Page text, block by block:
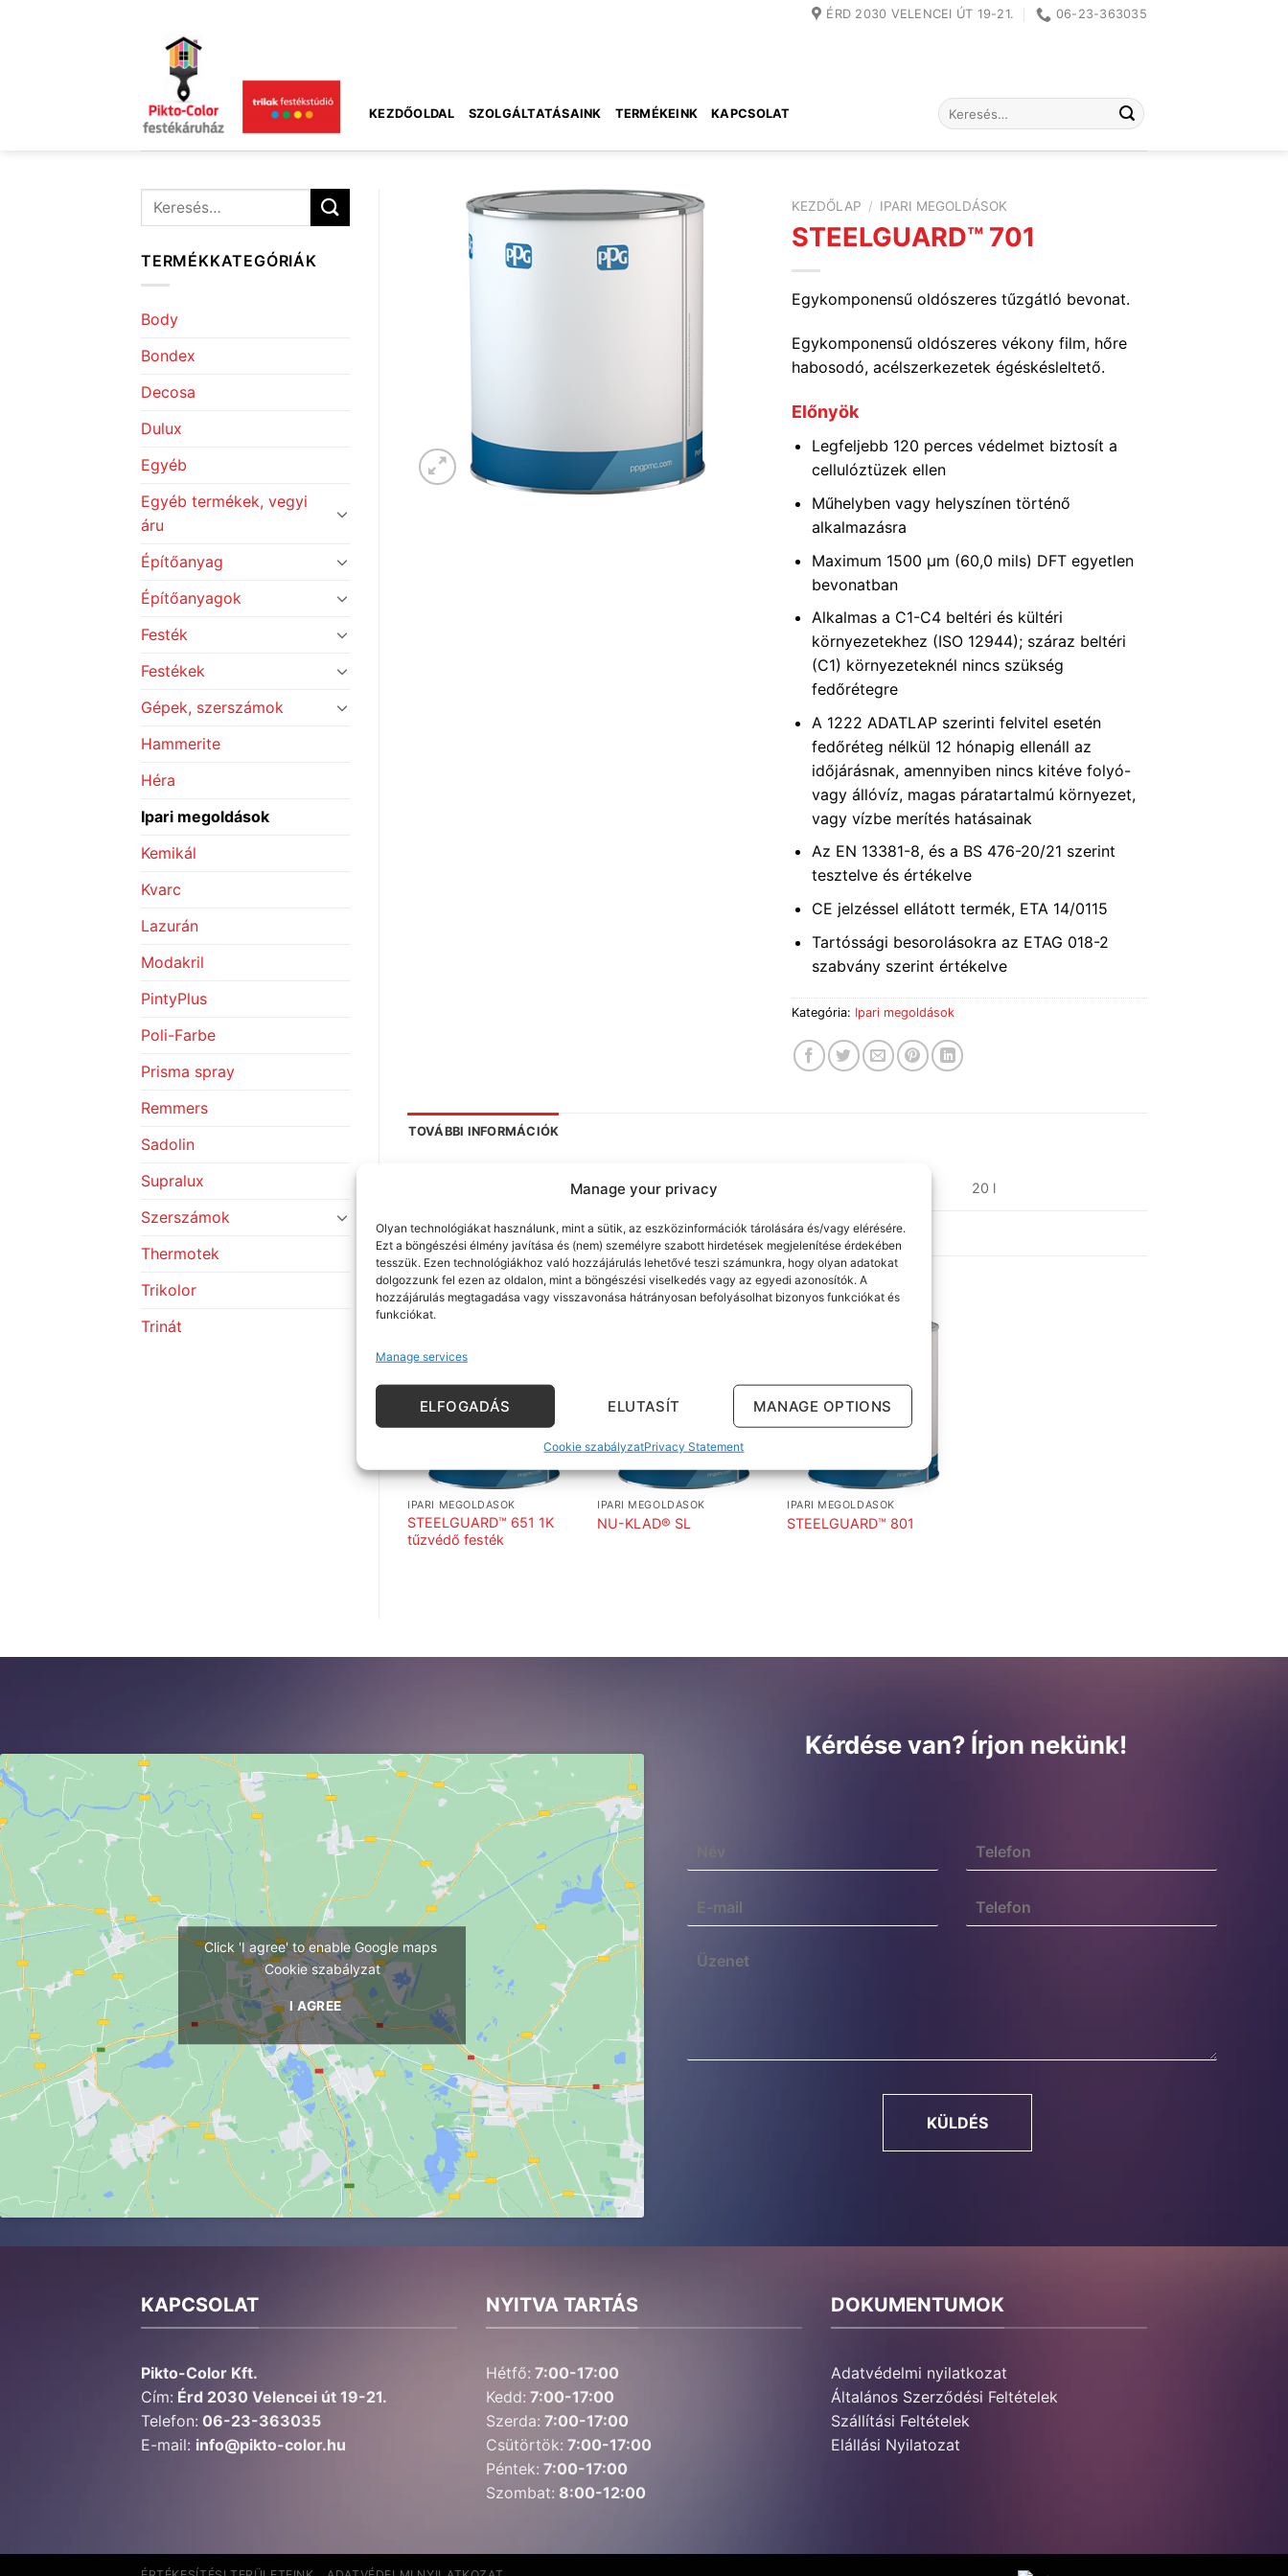
Manage your privacy
Olyan technológiákat használunk, mint a sütik, az eszközinformációk tárolására és/vagy elérésére.
Ezt a böngészési élmény javítása és (nem) személyre szabott hirdetések megjelenítése érdekében
tesszük. Ezen technológiákhoz való hozzájárulás lehetővé teszi számunkra, hogy olyan adatokat
dolgozzunk fel ezen az oldalon, mint a böngészési viselkedés vagy az egyedi azonosítók. A
hozzájárulás megtagadása vagy visszavonása hátrányosan befolyásolhat bizonyos funkciókat és
funkciókat.
Manage services
ELFOGADÁS ELUTASÍT MANAGE OPTIONS
Cookie szabályzatPrivacy Statement
ÉRD 2030 VELENCEI ÚT 19-21. 06-23-363035
KEZDŐOLDAL SZOLGÁLTATÁSAINK TERMÉKEINK KAPCSOLAT
Keresés
a
Keresés
TERMÉKKATEGÓRIÁK
Body
Bondex
Decosa
Dulux
Egyéb
Egyéb termékek, vegyi
áru
Építőanyag
Építőanyagok
Festék
Festékek
Gépek, szerszámok
Hammerite
Héra
Ipari megoldások
Kemikál
Kvarc
Lazurán
Modakril
PintyPlus
Poli-Farbe
Prisma spray
Remmers
Sadolin
Supralux
Szerszámok
Thermotek
Trikolor
Trinát
KEZDŐLAP / IPARI MEGOLDÁSOK
STEELGUARD™ 701
Egykomponensű oldószeres tűzgátló bevonat.
Egykomponensű oldószeres vékony film, hőre
habosodó, acélszerkezetek égéskésleltető.
Előnyök
Legfeljebb 120 perces védelmet biztosít a
cellulóztüzek ellen
Műhelyben vagy helyszínen történő
alkalmazásra
Maximum 1500 µm (60,0 mils) DFT egyetlen
bevonatban
Alkalmas a C1-C4 beltéri és kültéri
környezetekhez (ISO 12944); száraz beltéri
(C1) környezeteknél nincs szükség
fedőrétegre
A 1222 ADATLAP szerinti felvitel esetén
fedőréteg nélkül 12 hónapig ellenáll az
időjárásnak, amennyiben nincs kitéve folyó-
vagy állóvíz, magas páratartalmú környezet,
vagy vízbe merítés hatásainak
Az EN 13381-8, és a BS 476-20/21 szerint
tesztelve és értékelve
CE jelzéssel ellátott termék, ETA 14/0115
Tartóssági besorolásokra az ETAG 018-2
szabvány szerint értékelve
Kategória: Ipari megoldások
TOVÁBBI INFORMÁCIÓK
20 l
KAPCSOLÓDÓ TERMÉKEK
IPARI MEGOLDÁSOK
STEELGUARD™ 651 1K
tűzvédő festék
IPARI MEGOLDÁSOK
NU-KLAD® SL
IPARI MEGOLDÁSOK
STEELGUARD™ 801
Click 'I agree' to enable Google maps
Cookie szabályzat
I AGREE
Kérdése van? Írjon nekünk!
KÜLDÉS
KAPCSOLAT
Pikto-Color Kft.
Cím: Érd 2030 Velencei út 19-21.
Telefon: 06-23-363035
E-mail: info@pikto-color.hu
NYITVA TARTÁS
Hétfő: 7:00-17:00
Kedd: 7:00-17:00
Szerda: 7:00-17:00
Csütörtök: 7:00-17:00
Péntek: 7:00-17:00
Szombat: 8:00-12:00
DOKUMENTUMOK
Adatvédelmi nyilatkozat
Általános Szerződési Feltételek
Szállítási Feltételek
Elállási Nyilatozat